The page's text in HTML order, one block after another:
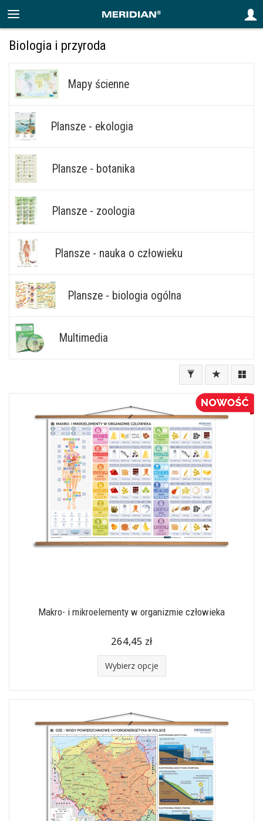
Biologia i przyroda
Mapy ścienne
Plansze - ekologia
Plansze - botanika
Plansze - zoologia
Plansze - nauka o człowieku
Plansze - biologia ogólna
Multimedia
Makro- i mikroelementy w organizmie człowieka
264,45 zł
Wybierz opcje